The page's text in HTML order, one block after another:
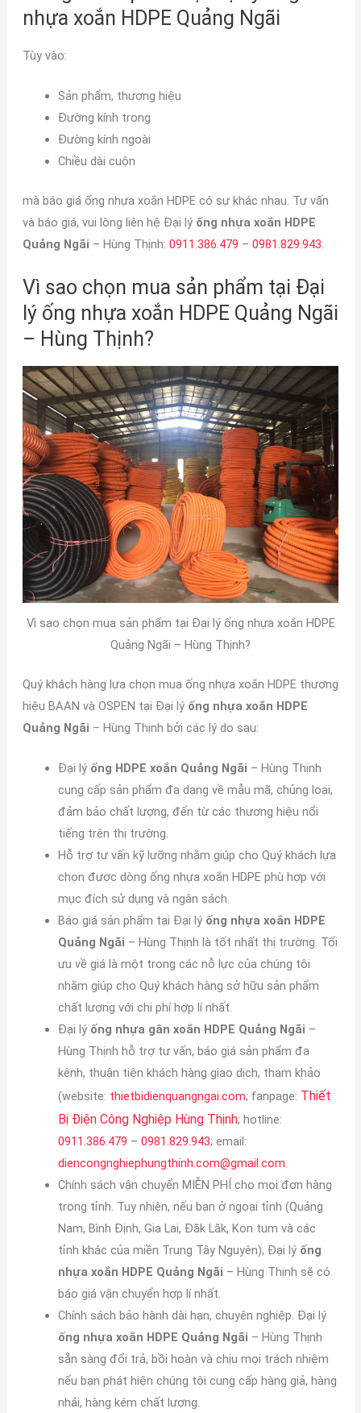
nhựa xoắn HDPE Quảng Ngãi
Tùy vào:
Sản phẩm, thương hiệu
Đường kính trong
Đường kính ngoài
Chiều dài cuộn
mà báo giá ống nhựa xoắn HDPE có sự khác nhau. Tư vấn
và báo giá, vui lòng liên hệ Đại lý ống nhựa xoắn HDPE
Quảng Ngãi – Hùng Thịnh: 0911.386.479 – 0981.829.943.
Vì sao chọn mua sản phẩm tại Đại
lý ống nhựa xoắn HDPE Quảng Ngãi
– Hùng Thịnh?
Vì sao chọn mua sản phẩm tại Đại lý ống nhựa xoắn HDPE
Quảng Ngãi – Hùng Thịnh?
Quý khách hàng lựa chọn mua ống nhựa xoắn HDPE thương
hiệu BAAN và OSPEN tại Đại lý ống nhựa xoắn HDPE
Quảng Ngãi – Hùng Thịnh bởi các lý do sau:
Đại lý ống HDPE xoắn Quảng Ngãi – Hùng Thịnh
cung cấp sản phẩm đa dạng về mẫu mã, chủng loại,
đảm bảo chất lượng, đến từ các thương hiệu nổi
tiếng trên thị trường.
Hỗ trợ tư vấn kỹ lưỡng nhằm giúp cho Quý khách lựa
chọn được dòng ống nhựa xoắn HDPE phù hợp với
mục đích sử dụng và ngân sách.
Báo giá sản phẩm tại Đại lý ống nhựa xoắn HDPE
Quảng Ngãi – Hùng Thịnh là tốt nhất thị trường. Tối
ưu về giá là một trong các nỗ lực của chúng tôi
nhằm giúp cho Quý khách hàng sở hữu sản phẩm
chất lượng với chi phí hợp lí nhất.
Đại lý ống nhựa gân xoắn HDPE Quảng Ngãi –
Hùng Thịnh hỗ trợ tư vấn, báo giá sản phẩm đa
kênh, thuận tiện khách hàng giao dịch, tham khảo
(website: thietbidienquangngai.com; fanpage: Thiết
Bị Điện Công Nghiệp Hùng Thịnh; hotline:
0911.386.479 – 0981.829.943; email:
diencongnghiephungthinh.com@gmail.com.
Chính sách vận chuyển MIỄN PHÍ cho mọi đơn hàng
trong tỉnh. Tuy nhiên, nếu bạn ở ngoại tỉnh (Quảng
Nam, Bình Định, Gia Lai, Đăk Lăk, Kon tum và các
tỉnh khác của miền Trung Tây Nguyên), Đại lý ống
nhựa xoắn HDPE Quảng Ngãi – Hùng Thịnh sẽ có
báo giá vận chuyển hợp lí nhất.
Chính sách bảo hành dài hạn, chuyên nghiệp. Đại lý
ống nhựa xoắn HDPE Quảng Ngãi – Hùng Thịnh
sẵn sàng đổi trả, bồi hoàn và chịu mọi trách nhiệm
nếu bạn phát hiện chúng tôi cung cấp hàng giả, hàng
nhái, hàng kém chất lượng.